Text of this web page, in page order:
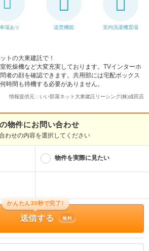
場あり 追焚機能 室内洗濯機置場
トの大東建託で！
乾燥機など大変充実しております。TVインターホ
者の顔を確認できます。共用部には宅配ボックス
時間も待機する必要がありません。
情報提供元：いい部屋ネット大東建託リーシング(株)成田店
物件にお問い合わせ
わせの内容を選択してください
物件を実際に見たい
かんたん30秒で完了!
送信する 無料